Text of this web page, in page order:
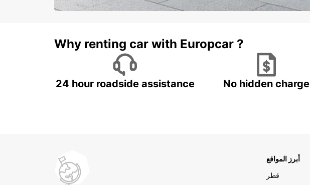
Why renting car with Europcar ?
24 hour roadside assistance No hidden charge
أبرز المواقع
قطر